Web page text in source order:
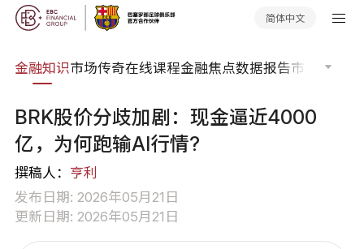
简体中文
金融知识市场传奇在线课程金融焦点数据报告市场分析
BRK股价分歧加剧：现金逼近4000
亿，为何跑输AI行情?
撰稿人： 亨利
发布日期: 2026年05月21日
更新日期: 2026年05月21日